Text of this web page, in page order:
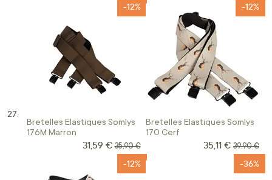
Bretelles Elastiques Somlys
176M Marron
-12%
Prix Spécial
31,59 € Prix normal
35,90 €
Bretelles Elastiques Somlys
170 Cerf
-12%
Prix Spécial
35,11 € Prix
39,90 €
-12% -36%